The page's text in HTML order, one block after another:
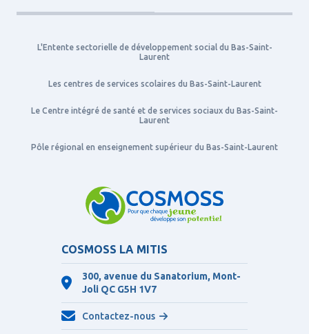
L'Entente sectorielle de développement social du Bas-Saint-
Laurent
Les centres de services scolaires du Bas-Saint-Laurent
Le Centre intégré de santé et de services sociaux du Bas-Saint-
Laurent
Pôle régional en enseignement supérieur du Bas-Saint-Laurent
COSMOSS LA MITIS
300, avenue du Sanatorium, Mont-
Joli QC G5H 1V7
Contactez-nous